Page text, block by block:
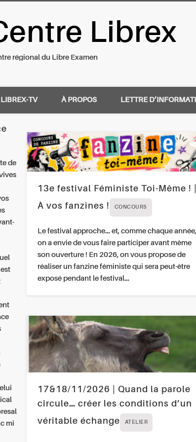
Libre ExamenLibrex
régional du Libre Examen
LIBREX-TV À PROPOS LETTRE
de
mi
13e festival Féministe Toi-Même !
À vos fanzines !
CONCOURS
Le festival approche… et, comme chaque année,
on a envie de vous faire participer avant même
son ouverture ! En 2026, on vous propose de
réaliser un fanzine féministe qui sera peut-être
exposé pendant le festival…
17&18/11/2026 | Quand la parole
circule… créer les conditions d’un
véritable échange
ATELIER